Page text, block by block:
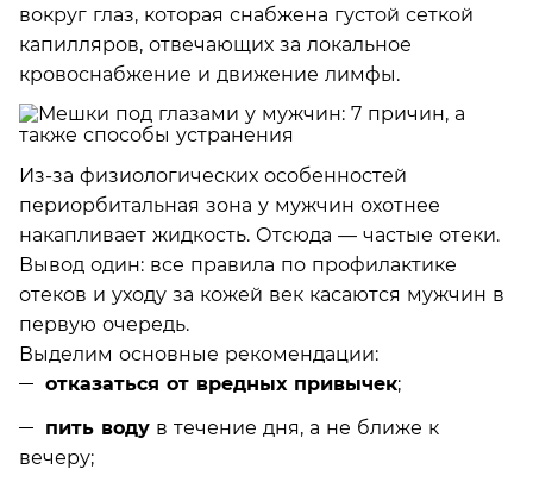
вокруг глаз, которая снабжена густой сеткой
капилляров, отвечающих за локальное
кровоснабжение и движение лимфы.
Из-за физиологических особенностей
периорбитальная зона у мужчин охотнее
накапливает жидкость. Отсюда — частые отеки.
Вывод один: все правила по профилактике
отеков и уходу за кожей век касаются мужчин в
первую очередь.
Выделим основные рекомендации:
отказаться от вредных привычек;
пить воду в течение дня, а не ближе к
вечеру;